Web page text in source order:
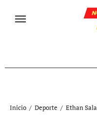
Inicio Deporte Ethan